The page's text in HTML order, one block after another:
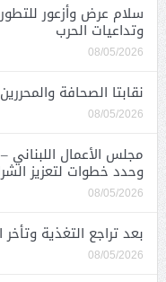
سلام عرض وأزعور
وتداعيات الحرب
08/05/2026
نقابتا الصحافة
08/05/2026
مجلس الأعمال اللبناني
وحدد خطوات لتعزيز
08/05/2026
بعد تراجع التغذية
08/05/2026